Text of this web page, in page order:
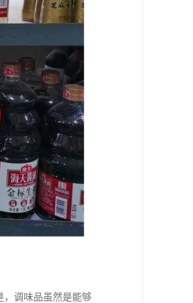
，调味品虽然是能够